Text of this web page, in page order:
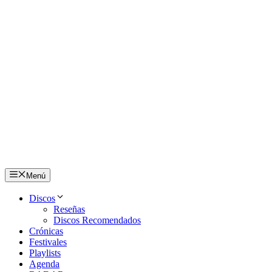
Menú
Discos
Reseñas
Discos Recomendados
Crónicas
Festivales
Playlists
Agenda